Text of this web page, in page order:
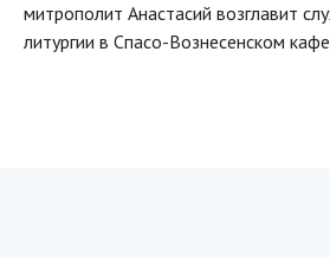
митрополит Анастасий возглавит
литургии в Спасо-Вознесенском